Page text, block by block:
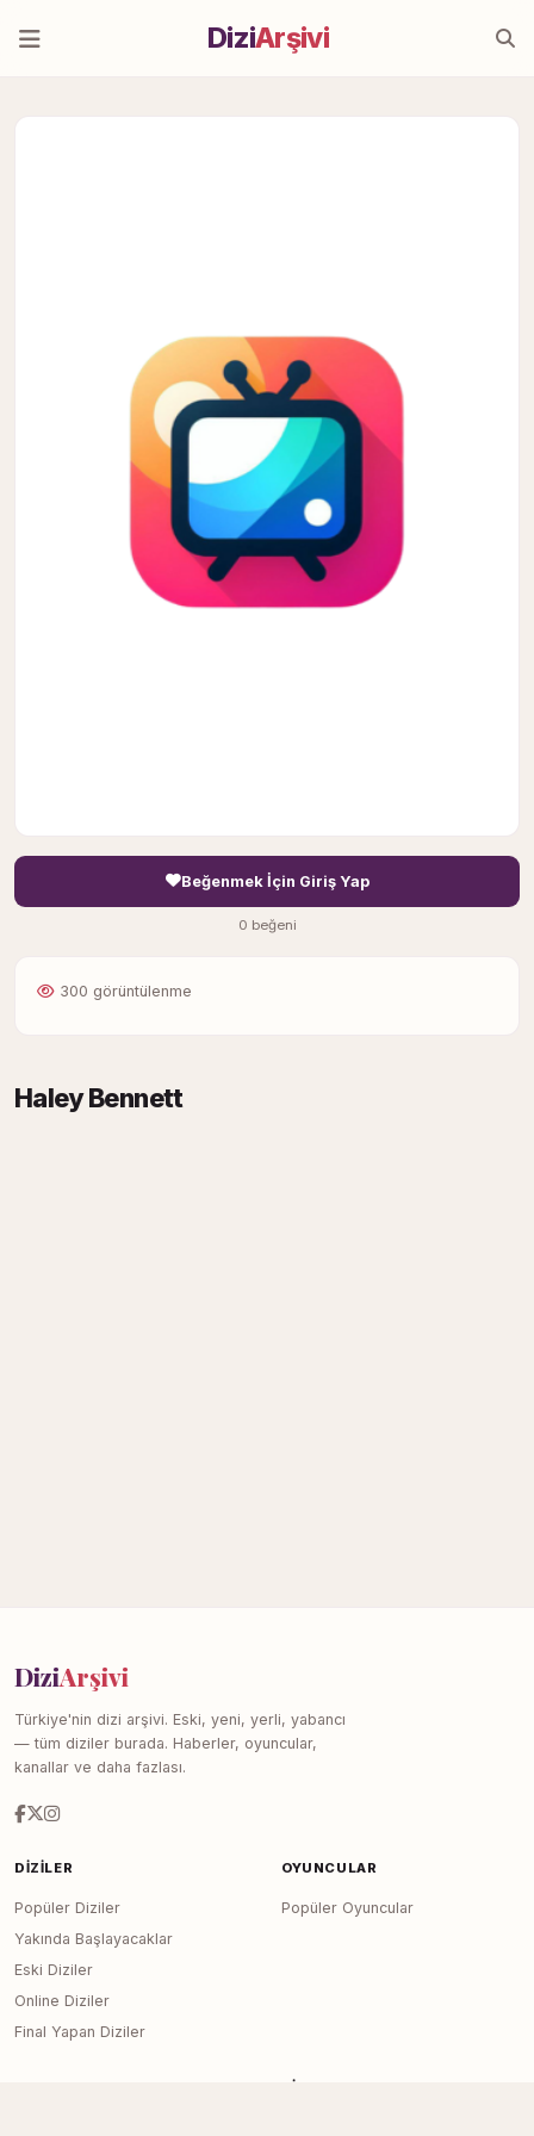
DiziArşivi
Beğenmek İçin Giriş Yap
0 beğeni
300 görüntülenme
Haley Bennett
DiziArşivi
Türkiye'nin dizi arşivi. Eski, yeni, yerli, yabancı
— tüm diziler burada. Haberler, oyuncular,
kanallar ve daha fazlası.
DIZILER
Popüler Diziler
Yakında Başlayacaklar
Eski Diziler
Online Diziler
Final Yapan Diziler
OYUNCULAR
Popüler Oyuncular
SITE